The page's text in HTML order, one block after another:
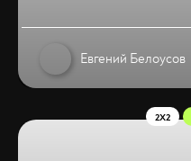
Евгений Белоусов
2X2